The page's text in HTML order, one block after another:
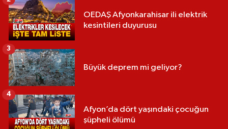
OEDAŞ Afyonkarahisar ili elektrik
kesintileri duyurusu
Büyük deprem mi geliyor?
3
Afyon’da dört yaşındaki çocuğun
şüpheli ölümü
4